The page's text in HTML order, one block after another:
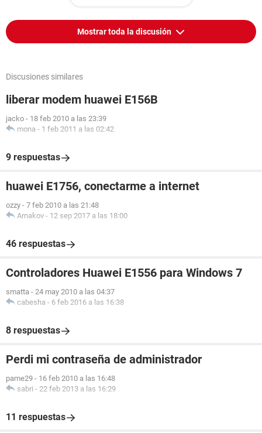
Mostrar toda la discusión
Discusiones similares
liberar modem huawei E156B
jacko - 18 feb 2010 a las 23:39
mona - 1 feb 2011 a las 02:42
9 respuestas
huawei E1756, conectarme a internet
ozzy - 7 feb 2010 a las 21:48
Arnakov - 12 sep 2017 a las 18:00
46 respuestas
Controladores Huawei E1556 para Windows 7
smatta - 24 may 2010 a las 04:37
cabesha - 6 feb 2016 a las 16:38
8 respuestas
Perdi mi contraseña de administrador
pame29 - 16 feb 2010 a las 16:48
sabri - 22 feb 2013 a las 16:29
11 respuestas